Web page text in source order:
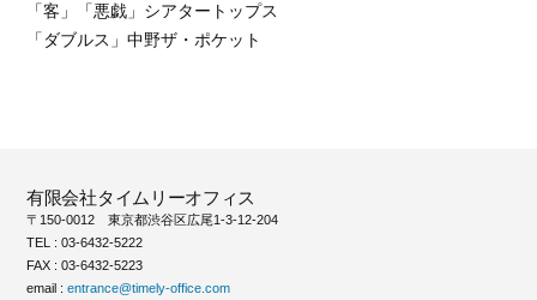
「客」「悪戯」シアタートップス
「ダブルス」中野ザ・ポケット
有限会社タイムリーオフィス
〒150-0012 東京都渋谷区広尾1-3-12-204
TEL : 03-6432-5222
FAX : 03-6432-5223
email : entrance@timely-office.com